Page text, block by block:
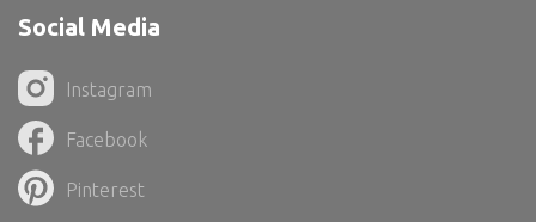
Mand
Roomdevider
Deco overig
Social Media
Instagram
Facebook
Pinterest